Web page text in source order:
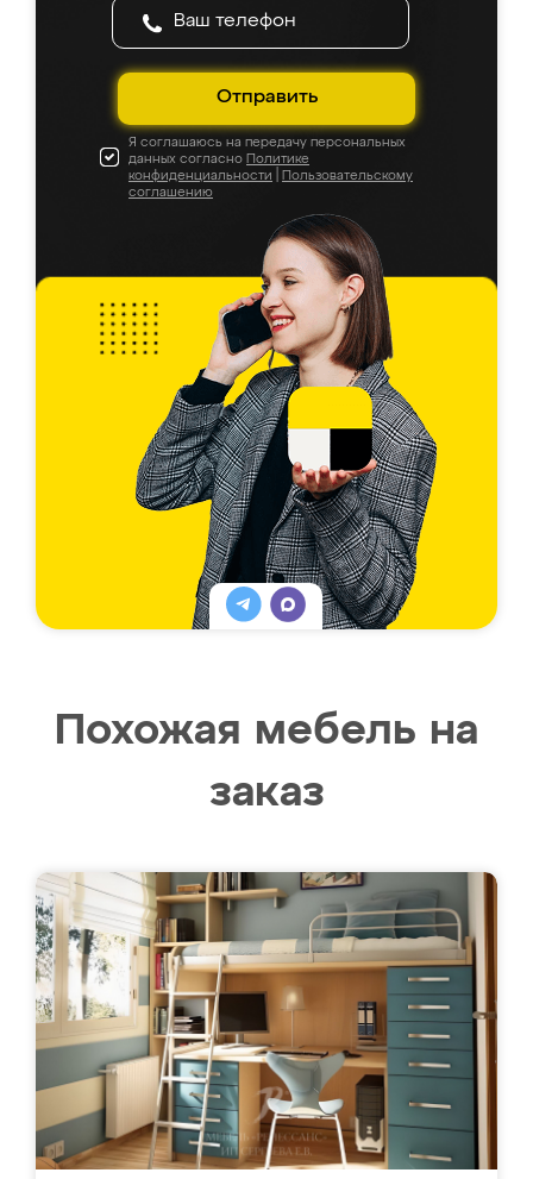
Отправить
Я соглашаюсь на передачу персональных
данных согласно Политике
конфиденциальности
Пользовательскому
соглашению
Похожая мебель на
заказ